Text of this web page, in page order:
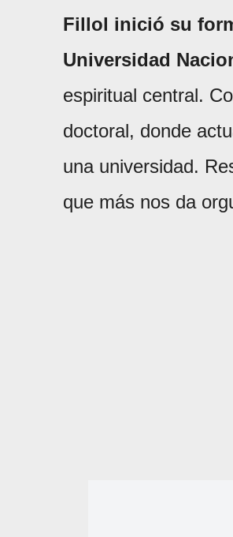
Fillol inició su
Universidad
espiritual central.
doctoral, donde
una universidad.
que más nos da